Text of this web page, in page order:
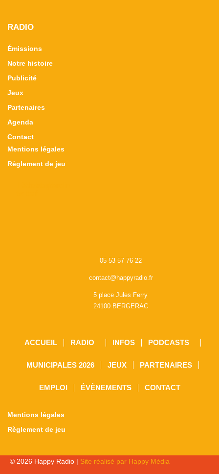
RADIO
Émissions
Notre histoire
Publicité
Jeux
Partenaires
Agenda
Contact
Mentions légales
Règlement de jeu
05 53 57 76 22
contact@happyradio.fr
5 place Jules Ferry
24100 BERGERAC
ACCUEIL RADIO INFOS PODCASTS
MUNICIPALES 2026 JEUX PARTENAIRES
EMPLOI ÉVÈNEMENTS CONTACT
Mentions légales
Règlement de jeu
© 2026 Happy Radio | Site réalisé par Happy Média